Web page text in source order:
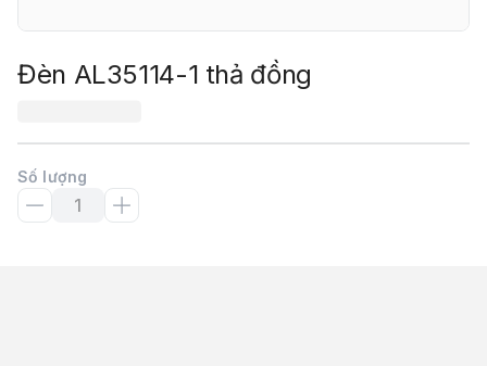
Đèn AL35114-1 thả đồng
Số lượng